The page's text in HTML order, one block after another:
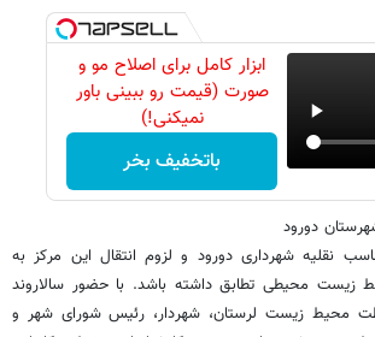
ابزار کامل برای اصلاح مو و
صورت (قیمت رو ببینی باور
نمیکنی!)
باتخفیف بخر
دورود
نقلیه شهرداری دورود و لزوم انتقال این مرکز به
زیست محیطی تطابق داشته باشد. با حضور سالاروند
محیط زیست لرستان، شهردار، رئیس شورای شهر و